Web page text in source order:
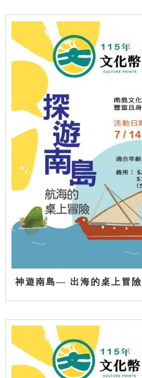
神遊南島— 出海的桌上冒險